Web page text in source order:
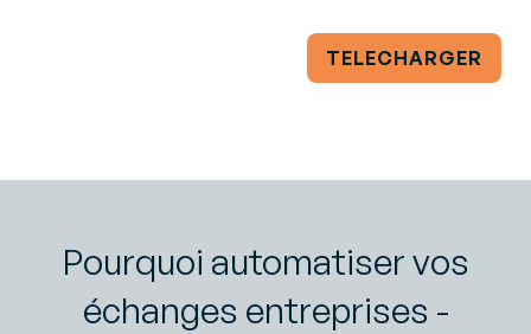
TELECHARGER
Pourquoi automatiser vos
échanges entreprises -